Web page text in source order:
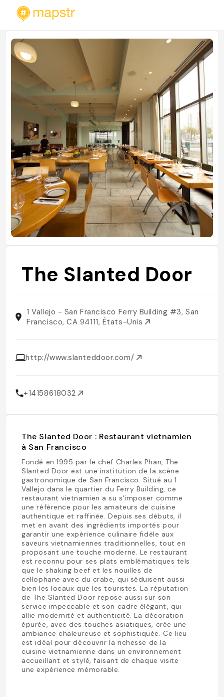
The Slanted Door
1 Vallejo - San Francisco Ferry Building #3, San
Francisco, CA 94111, États-Unis
http://www.slanteddoor.com/
+14158618032
The Slanted Door : Restaurant vietnamien
à San Francisco
Fondé en 1995 par le chef Charles Phan, The
Slanted Door est une institution de la scène
gastronomique de San Francisco. Situé au 1
Vallejo dans le quartier du Ferry Building, ce
restaurant vietnamien a su s'imposer comme
une référence pour les amateurs de cuisine
authentique et raffinée. Depuis ses débuts, il
met en avant des ingrédients importés pour
garantir une expérience culinaire fidèle aux
saveurs vietnamiennes traditionnelles, tout en
proposant une touche moderne. Le restaurant
est reconnu pour ses plats emblématiques tels
que le shaking beef et les nouilles de
cellophane avec du crabe, qui séduisent aussi
bien les locaux que les touristes. La réputation
de The Slanted Door repose aussi sur son
service impeccable et son cadre élégant, qui
allie modernité et authenticité. La décoration
épurée, avec des touches asiatiques, crée une
ambiance chaleureuse et sophistiquée. Ce lieu
est idéal pour découvrir la richesse de la
cuisine vietnamienne dans un environnement
accueillant et stylé, faisant de chaque visite
une expérience mémorable.